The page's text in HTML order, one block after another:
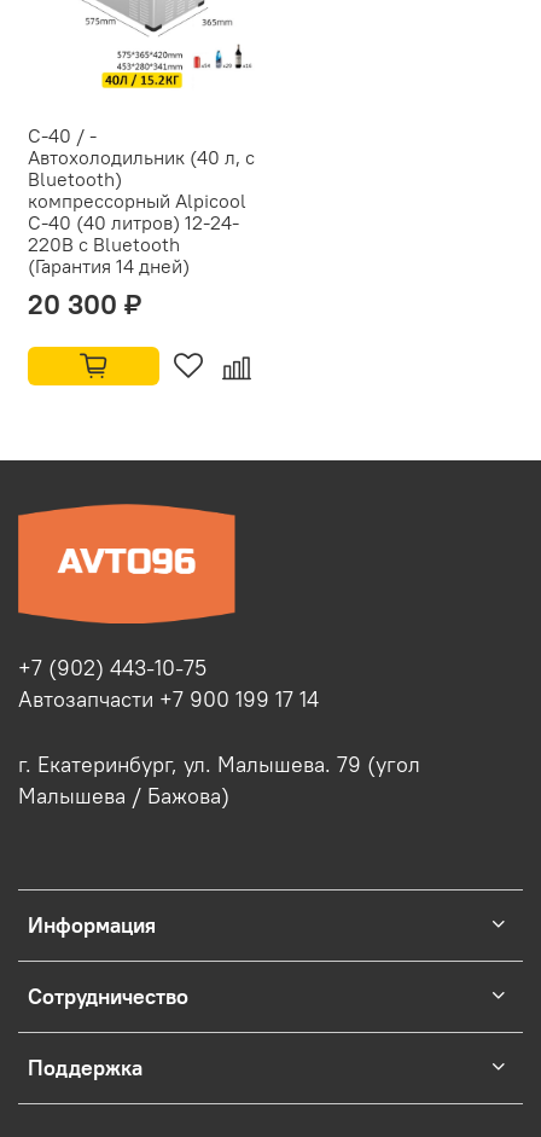
C-40 / -
Автохолодильник (40 л, с
Bluetooth)
компрессорный Alpicool
C-40 (40 литров) 12-24-
220В с Bluetooth
(Гарантия 14 дней)
20 300 ₽
Информация
Сотрудничество
Поддержка
+7 (902) 443-10-75
Автозапчасти +7 900 199 17 14
г. Екатеринбург, ул. Малышева. 79 (угол
Малышева / Бажова)